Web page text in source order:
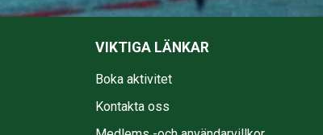
VIKTIGA LÄNKAR
Boka aktivitet
Kontakta oss